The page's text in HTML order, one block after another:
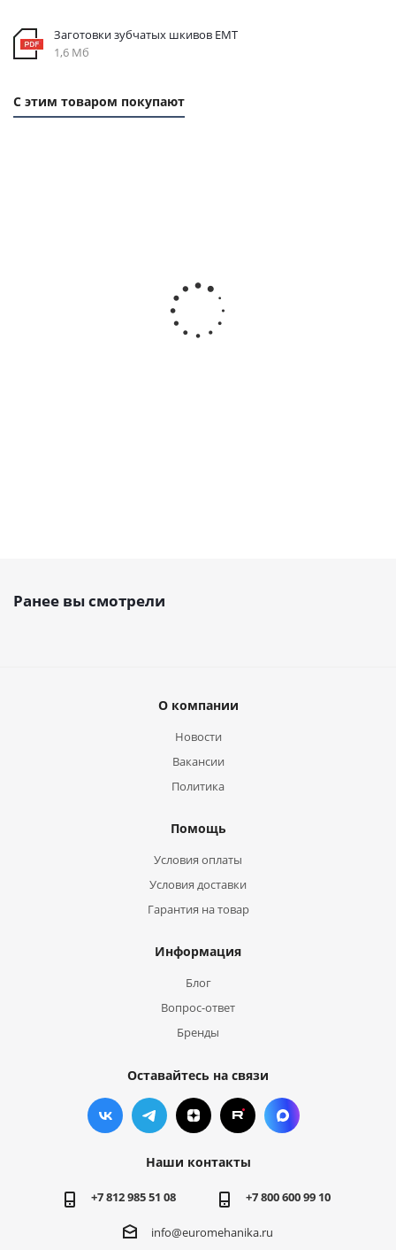
Заготовки зубчатых шкивов EMT
1,6 Мб
С этим товаром покупают
Фланец (реборда) 11, 48х37мм, толщина 1мм, для
зубчатого шкива, EMT
Ранее вы смотрели
О компании
Новости
Вакансии
Политика
Помощь
Условия оплаты
Условия доставки
Гарантия на товар
Информация
Блог
Вопрос-ответ
Бренды
Оставайтесь на связи
Наши контакты
+7 812 985 51 08 +7 800 600 99 10
info@euromehanika.ru